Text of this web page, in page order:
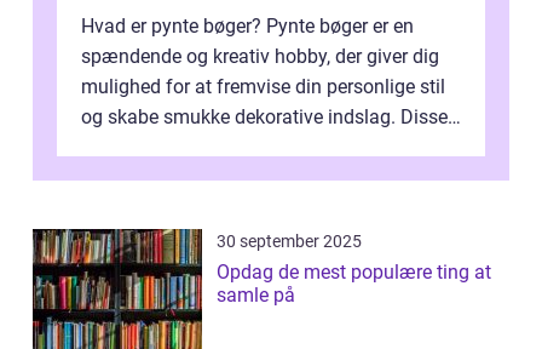
Hvad er pynte bøger? Pynte bøger er en
spændende og kreativ hobby, der giver dig
mulighed for at fremvise din personlige stil
og skabe smukke dekorative indslag. Disse
30 september 2025
Opdag de mest populære ting at
samle på